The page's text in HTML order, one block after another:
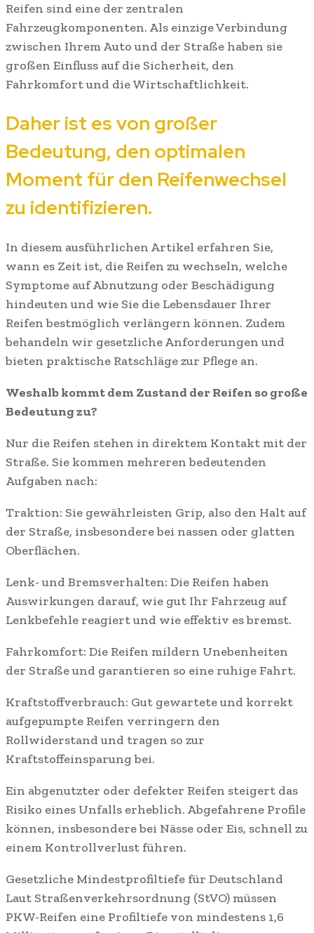
Reifen sind eine der zentralen
Fahrzeugkomponenten. Als einzige Verbindung
zwischen Ihrem Auto und der Straße haben sie
großen Einfluss auf die Sicherheit, den
Fahrkomfort und die Wirtschaftlichkeit.
Daher ist es von großer
Bedeutung, den optimalen
Moment für den Reifenwechsel
zu identifizieren.
In diesem ausführlichen Artikel erfahren Sie,
wann es Zeit ist, die Reifen zu wechseln, welche
Symptome auf Abnutzung oder Beschädigung
hindeuten und wie Sie die Lebensdauer Ihrer
Reifen bestmöglich verlängern können. Zudem
behandeln wir gesetzliche Anforderungen und
bieten praktische Ratschläge zur Pflege an.
Weshalb kommt dem Zustand der Reifen so große
Bedeutung zu?
Nur die Reifen stehen in direktem Kontakt mit der
Straße. Sie kommen mehreren bedeutenden
Aufgaben nach:
Traktion: Sie gewährleisten Grip, also den Halt auf
der Straße, insbesondere bei nassen oder glatten
Oberflächen.
Lenk- und Bremsverhalten: Die Reifen haben
Auswirkungen darauf, wie gut Ihr Fahrzeug auf
Lenkbefehle reagiert und wie effektiv es bremst.
Fahrkomfort: Die Reifen mildern Unebenheiten
der Straße und garantieren so eine ruhige Fahrt.
Kraftstoffverbrauch: Gut gewartete und korrekt
aufgepumpte Reifen verringern den
Rollwiderstand und tragen so zur
Kraftstoffeinsparung bei.
Ein abgenutzter oder defekter Reifen steigert das
Risiko eines Unfalls erheblich. Abgefahrene Profile
können, insbesondere bei Nässe oder Eis, schnell zu
einem Kontrollverlust führen.
Gesetzliche Mindestprofiltiefe für Deutschland
Laut Straßenverkehrsordnung (StVO) müssen
PKW-Reifen eine Profiltiefe von mindestens 1,6